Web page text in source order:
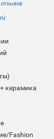
отзывов
керамика
Fashion